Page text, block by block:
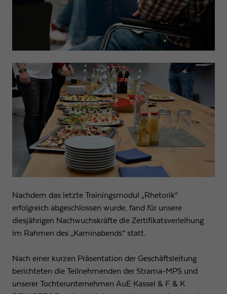
Nachdem das letzte Trainingsmodul „Rhetorik“
erfolgreich abgeschlossen wurde, fand für unsere
diesjährigen Nachwuchskräfte die Zertifikatsverleihung
im Rahmen des „Kaminabends“ statt.
Nach einer kurzen Präsentation der Geschäftsleitung
berichteten die Teilnehmenden der Strama-MPS und
unserer Tochterunternehmen AuE Kassel & F & K